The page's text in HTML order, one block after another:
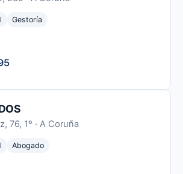
Gestoría
76, 1º · A Coruña
Abogado